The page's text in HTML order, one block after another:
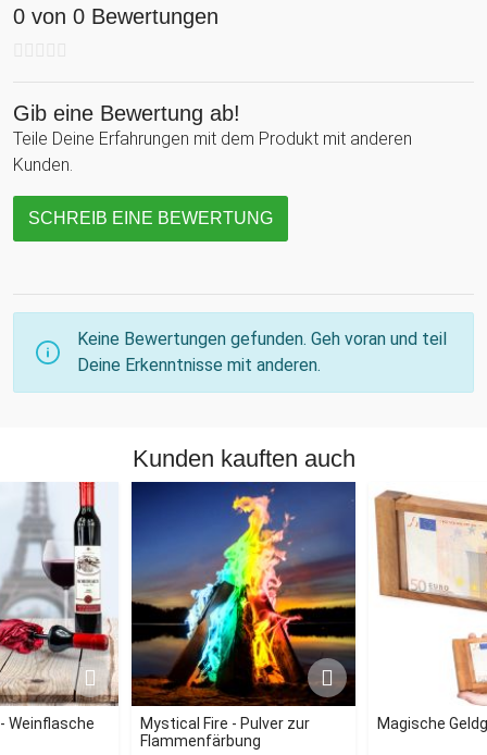
0 von 0 Bewertungen
Gib eine Bewertung ab!
Teile Deine Erfahrungen mit dem Produkt mit anderen
Kunden.
SCHREIB EINE BEWERTUNG
Keine Bewertungen gefunden. Geh voran und teil
Deine Erkenntnisse mit anderen.
Kunden kauften auch
Weinflasche
Mystical Fire - Pulver zur
Flammenfärbung
Magische